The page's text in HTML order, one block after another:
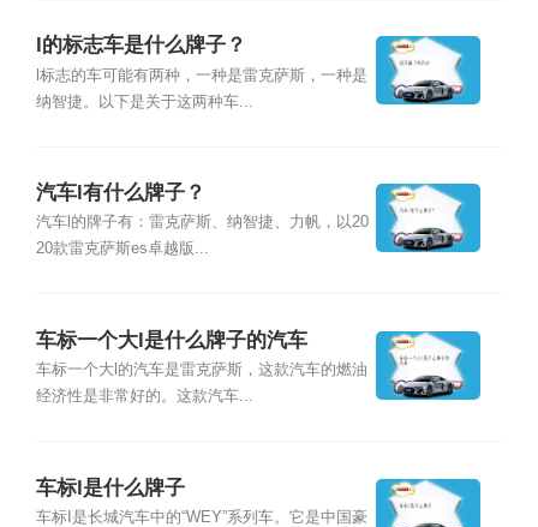
l的标志车是什么牌子？
l标志的车可能有两种，一种是雷克萨斯，一种是
纳智捷。以下是关于这两种车...
汽车l有什么牌子？
汽车l的牌子有：雷克萨斯、纳智捷、力帆，以20
20款雷克萨斯es卓越版...
车标一个大l是什么牌子的汽车
车标一个大l的汽车是雷克萨斯，这款汽车的燃油
经济性是非常好的。这款汽车...
车标l是什么牌子
车标I是长城汽车中的“WEY”系列车。它是中国豪